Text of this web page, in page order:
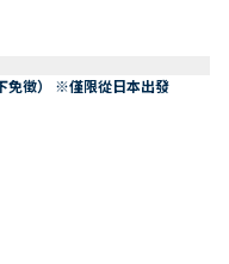
免徵） ※僅限從日本出發